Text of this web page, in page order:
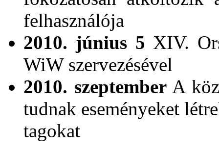
felhasználója
2010. június 5 XIV.
WiW szervezésével
2010. szeptemberA
tudnak eseményeket
tagokat